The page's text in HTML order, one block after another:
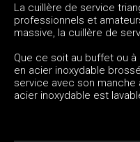
La cuillère de service
professionnels et
massive, la cuillère de
Que ce soit au buffet ou
en acier inoxydable
service avec son
acier inoxydable est